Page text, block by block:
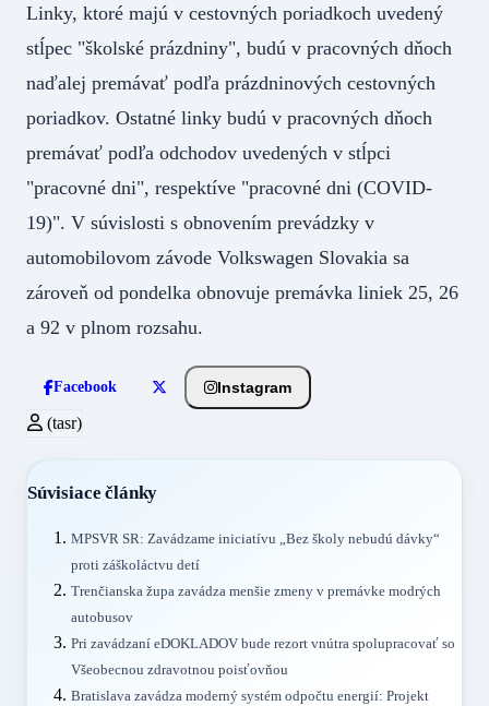
Linky, ktoré majú v cestovných poriadkoch uvedený
stĺpec "školské prázdniny", budú v pracovných dňoch
naďalej premávať podľa prázdninových cestovných
poriadkov. Ostatné linky budú v pracovných dňoch
premávať podľa odchodov uvedených v stĺpci
"pracovné dni", respektíve "pracovné dni (COVID-
19)". V súvislosti s obnovením prevádzky v
automobilovom závode Volkswagen Slovakia sa
zároveň od pondelka obnovuje premávka liniek 25, 26
a 92 v plnom rozsahu.
Facebook Instagram
(tasr)
Súvisiace články
MPSVR SR: Zavádzame iniciatívu „Bez školy nebudú dávky“
proti záškoláctvu detí
Trenčianska župa zavádza menšie zmeny v premávke modrých
autobusov
Pri zavádzaní eDOKLADOV bude rezort vnútra spolupracovať so
Všeobecnou zdravotnou poisťovňou
Bratislava zavádza moderný systém odpočtu energií: Projekt